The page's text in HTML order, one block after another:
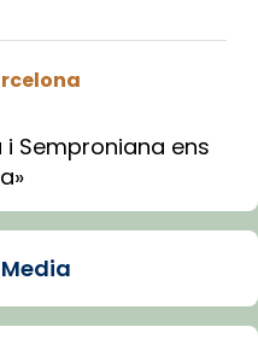
i Semproniana ens
de Tortosa, ha